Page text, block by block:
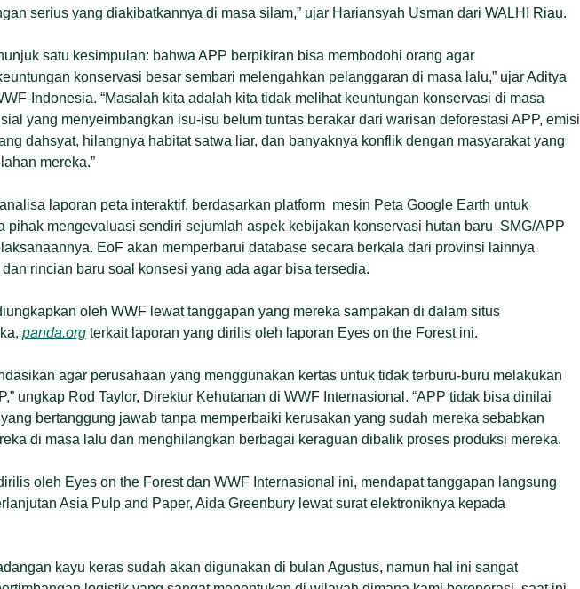
serius yang diakibatkannya di masa silam,” ujar Hariansyah Usman dari WALHI Riau.
satu kesimpulan: bahwa APP berpikiran bisa membodohi orang agar
konservasi besar sembari melengahkan pelanggaran di masa lalu,” ujar Aditya
Indonesia. “Masalah kita adalah kita tidak melihat keuntungan konservasi di masa
yang menyeimbangkan isu-isu belum tuntas berakar dari warisan deforestasi APP, emisi
dahsyat, hilangnya habitat satwa liar, dan banyaknya konflik dengan masyarakat yang
mereka.”
laporan peta interaktif, berdasarkan platform mesin Peta Google Earth untuk
pihak mengevaluasi sendiri sejumlah aspek kebijakan konservasi hutan baru SMG/APP
EoF akan memperbarui database secara berkala dari provinsi lainnya
rincian baru soal konsesi yang ada agar bisa tersedia.
oleh WWF lewat tanggapan yang mereka sampakan di dalam situs
panda.org terkait laporan yang dirilis oleh laporan Eyes on the Forest ini.
agar perusahaan yang menggunakan kertas untuk tidak terburu-buru melakukan
ungkap Rod Taylor, Direktur Kehutanan di WWF Internasional. “APP tidak bisa dinilai
bertanggung jawab tanpa memperbaiki kerusakan yang sudah mereka sebabkan
di masa lalu dan menghilangkan berbagai keraguan dibalik proses produksi mereka.
oleh Eyes on the Forest dan WWF Internasional ini, mendapat tanggapan langsung
Asia Pulp and Paper, Aida Greenbury lewat surat elektroniknya kepada
kayu keras sudah akan digunakan di bulan Agustus, namun hal ini sangat